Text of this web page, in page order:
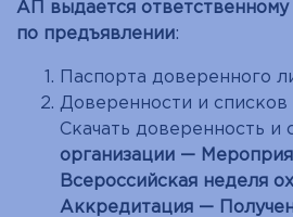
АП выдается ответственному
по предъявлении:
Паспорта доверенного
Доверенности и списков
Скачать доверенность и
организации —
Всероссийская неделя
Аккредитация —